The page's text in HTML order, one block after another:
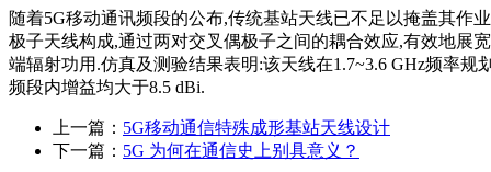
随着5G移动通讯频段的公布,传统基站天线已不足以掩盖其作
极子天线构成,通过两对交叉偶极子之间的耦合效应,有效地展
端辐射功用.仿真及测验结果表明:该天线在1.7~3.6 GHz频率
频段内增益均大于8.5 dBi.
上一篇： 5G移动通信特殊成形基站天线设计
下一篇： 5G 为何在通信史上别具意义？